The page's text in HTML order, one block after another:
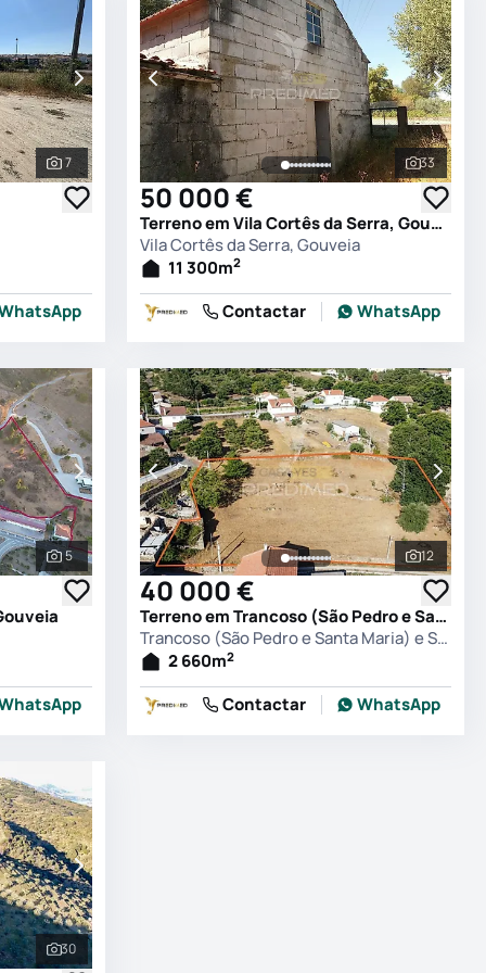
Ver todas as fotografias
7 Ver
33
50 000 €
Terreno em Vila Cortês da Serra, Gouveia
Vila Cortês da Serra, Gouveia
11 300m2
Contactar WhatsApp
Ver todas as fotografias
5 Ver
12
40 000 €
Terreno em Trancoso (São Pedro e Santa Maria) e Souto Maior, Trancoso
Trancoso (São Pedro e Santa Maria) e Souto Maior, Trancoso
2 660m2
Contactar WhatsApp
Ver todas as fotografias
30